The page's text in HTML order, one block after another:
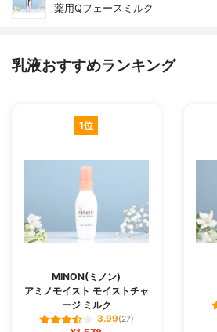
薬用Qフェースミルク
乳液おすすめランキング
1位
MINON(ミノン)
アミノモイスト モイストチャ
ージ ミルク
3.99(27)